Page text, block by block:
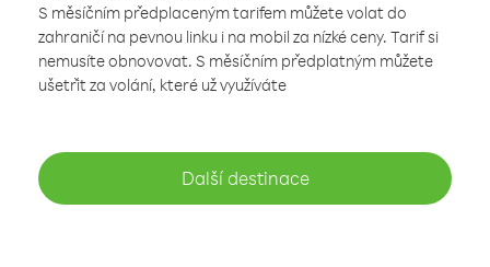
S měsíčním předplaceným tarifem můžete volat do
zahraničí na pevnou linku i na mobil za nízké ceny. Tarif si
nemusíte obnovovat. S měsíčním předplatným můžete
ušetřit za volání, které už využíváte
Další destinace